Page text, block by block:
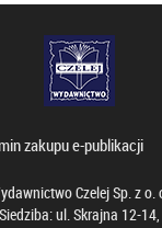
zakupu e-publikacji
Czelej Sp. z o.
Siedziba: ul. Skrajna 12-14,